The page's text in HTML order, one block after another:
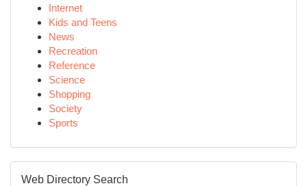
Internet
Kids and Teens
News
Recreation
Reference
Science
Shopping
Society
Sports
Web Directory Search